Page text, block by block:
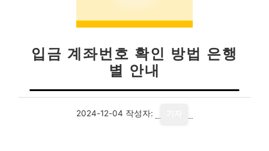
입금 계좌번호 확인 방법 은행
별 안내
2024-12-04 작성자: